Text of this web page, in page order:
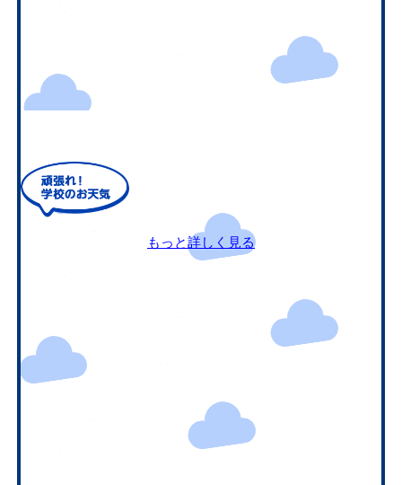
もっと詳しく見る